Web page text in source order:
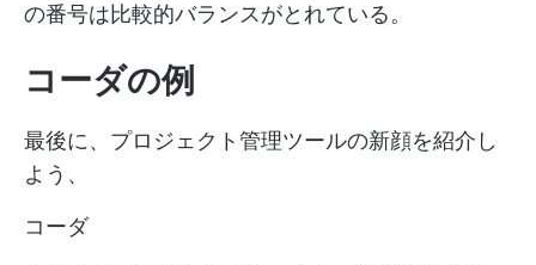
の番号は比較的バランスがとれている。
コーダの例
最後に、プロジェクト管理ツールの新顔を紹介し
よう、
コーダ